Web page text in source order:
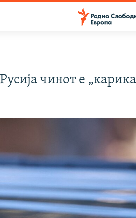
чинот е